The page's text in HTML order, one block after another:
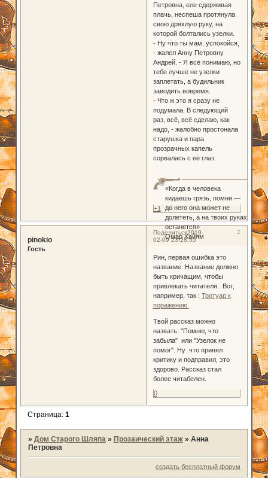
Петровна, еле сдерживая
плачь, неспеша протянула
свою дряхлую руку, на
которой болтались узелки.
- Ну что ты мам, успокойся,
- жалел Анну Петровну
Андрей. - Я всё понимаю, но
тебе лучше не узелки
заплетать, а будильник
заводить вовремя.
- Что ж это я сразу не
подумала. В следующий
раз, всё, всё сделаю, как
надо, - жалобно простонала
старушка и пара
прозрачных капель
сорвалась с её глаз.
«Когда в человека
кидаешь грязь, помни —
до него она может не
долететь, а на твоих руках
останется»
Омар Хайям
+1
Поделиться 2
2019-
02-09 23:28:55
pinokio
Гость
Рин, первая ошибка это
название. Название должно
быть кричащим, чтобы
привлекать читателя. Вот,
например, так : Тротуар к
поражению.
Твой рассказ можно
назвать: "Помню, что
забыла" или "Узелок не
помог". Ну что принял
критику и подправил, это
здорово. Рассказ стал
более читабелен.
0
Страница: 1
» Дом Старого Шляпа » Прозаический этаж » Анна
Петровна
создать бесплатный форум